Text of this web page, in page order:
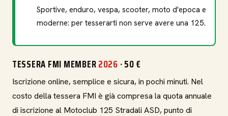
Sportive, enduro, vespa, scooter, moto d'epoca e
moderne: per tesserarti non serve avere una 125.
TESSERA FMI MEMBER2026 · 50 €
Iscrizione online, semplice e sicura, in pochi minuti. Nel
costo della tessera FMI è già compresa la quota annuale
di iscrizione al Motoclub 125 Stradali ASD, punto di